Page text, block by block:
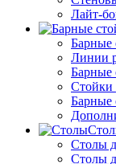
Лайт-
Барные
Линии
Барные
Стойки
Барные
Столы
Столы